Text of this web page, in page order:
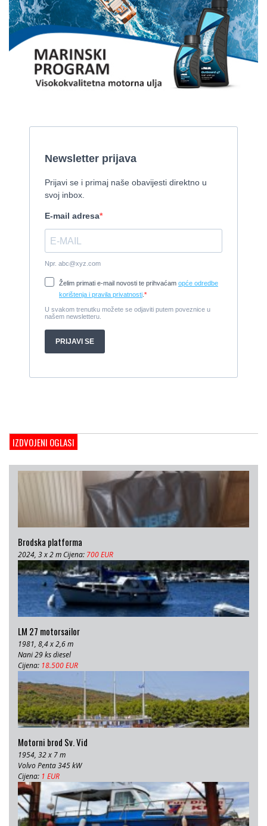
Gulet Kadena
2000, 32 x 8 m, Cummins
Pirelli 770 EFB
2010, 8,46 x 3,12 m, Mercruiser 235,4 kw
2015, 27 x 7 m, Iveco aifo x 2
Izletnički brod - 94 osobe
Cijena:370.000 EUR
Tender Williams 325 TurboJet - sniženo!
2008, 325 x 1.7 m, weber 750
Damor 900 FURIA - EXTRA OPREMA - PRILIKA - SNIŽENA
CIJENA
2008, 8,98 x 3 m, Yanmar 200kW - unutranji, diesel
Cijena:65.000 EUR
Prodajem jedrilicu ELAN 31 S
Cijena:27.000 EUR
1998, 19 x 5 m, Volvo penta 306ks
M/B San snova
2008, 27 x 6.5 m, Volvo penta 350 KS
Cijena:
IZDVOJENI OGLASI
Brodska platforma
2024, 3 x 2 m Cijena: 700 EUR
LM 27 motorsailor
1981, 8,4 x 2,6 m
Nani 29 ks diesel
Cijena: 18.500 EUR
Motorni brod Sv. Vid
1954, 32 x 7 m
Volvo Penta 345 kW
Cijena: 1 EUR